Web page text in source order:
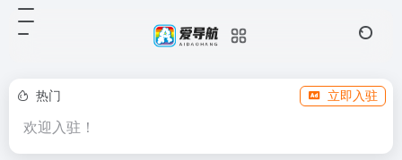
热门 立即入驻
欢迎入驻！